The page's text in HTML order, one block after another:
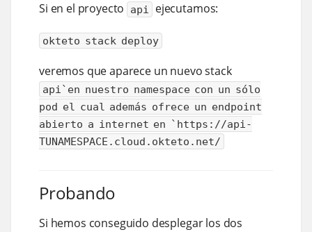
Si en el proyecto api ejecutamos:
okteto stack deploy
veremos que aparece un nuevo stack
api`en nuestro namespace con un sólo
pod el cual además ofrece un endpoint
abierto a internet en `https://api-
TUNAMESPACE.cloud.okteto.net/
Probando
Si hemos conseguido desplegar los dos